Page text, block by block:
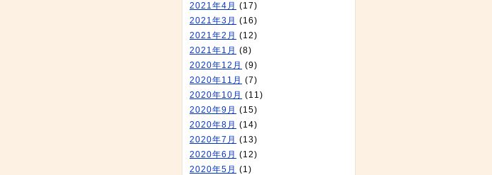
2021年4月 (17)
2021年3月 (16)
2021年2月 (12)
2021年1月 (8)
2020年12月 (9)
2020年11月 (7)
2020年10月 (11)
2020年9月 (15)
2020年8月 (14)
2020年7月 (13)
2020年6月 (12)
2020年5月 (1)